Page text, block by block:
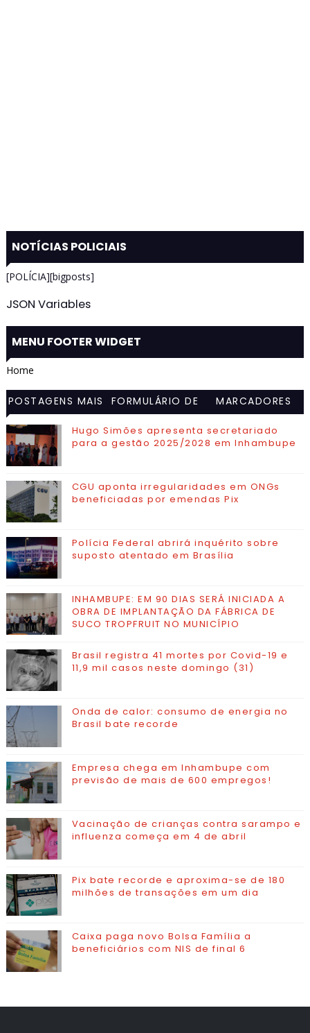
NOTÍCIAS POLICIAIS
[POLÍCIA][bigposts]
JSON Variables
MENU FOOTER WIDGET
Home
POSTAGENS MAIS
VISITADAS
FORMULÁRIO DE
MARCADORES
Hugo Simões apresenta secretariado
para a gestão 2025/2028 em Inhambupe
CGU aponta irregularidades em ONGs
beneficiadas por emendas Pix
Polícia Federal abrirá inquérito sobre
suposto atentado em Brasília
INHAMBUPE: EM 90 DIAS SERÁ INICIADA A
OBRA DE IMPLANTAÇÃO DA FÁBRICA DE
SUCO TROPFRUIT NO MUNICÍPIO
Brasil registra 41 mortes por Covid-19 e
11,9 mil casos neste domingo (31)
Onda de calor: consumo de energia no
Brasil bate recorde
Empresa chega em Inhambupe com
previsão de mais de 600 empregos!
Vacinação de crianças contra sarampo e
influenza começa em 4 de abril
Pix bate recorde e aproxima-se de 180
milhões de transações em um dia
Caixa paga novo Bolsa Família a
beneficiários com NIS de final 6